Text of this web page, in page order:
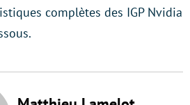
complètes des IGP Nvidia